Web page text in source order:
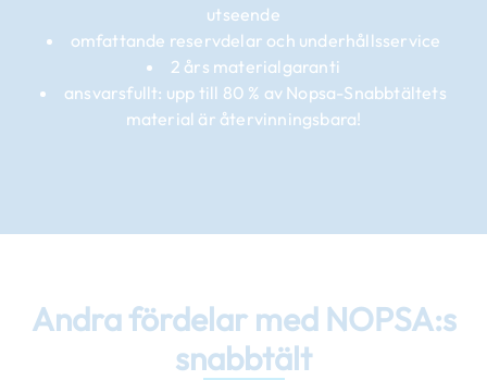
utseende
omfattande reservdelar och underhållsservice
2 års materialgaranti
ansvarsfullt: upp till 80 % av Nopsa-Snabbtältets
material är återvinningsbara!
Andra fördelar med NOPSA:s
snabbtält